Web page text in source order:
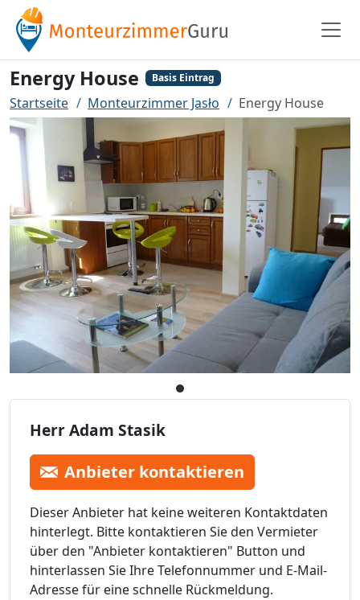
Energy House Basis Eintrag
Startseite Monteurzimmer Jasło Energy House
Herr Adam Stasik
Anbieter kontaktieren
Dieser Anbieter hat keine weiteren Kontaktdaten
hinterlegt. Bitte kontaktieren Sie den Vermieter
über den "Anbieter kontaktieren" Button und
hinterlassen Sie Ihre Telefonnummer und E-Mail-
Adresse für eine schnelle Rückmeldung.